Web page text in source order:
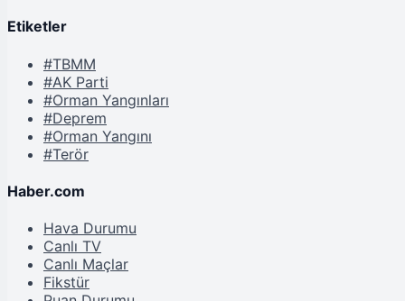
Etiketler
#TBMM
#AK Parti
#Orman Yangınları
#Deprem
#Orman Yangını
#Terör
Haber.com
Hava Durumu
Canlı TV
Canlı Maçlar
Fikstür